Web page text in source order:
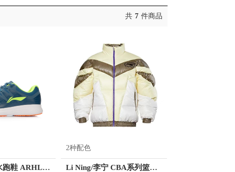
共 7 件商品
李宁 热熔防水跑鞋 ARHL061
2种配色
Li Ning/李宁 CBA系列篮球系列撞色立领短款羽绒服 AYMQ591